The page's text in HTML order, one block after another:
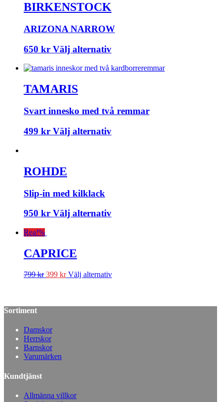
BIRKENSTOCK
ARIZONA NARROW
650 kr Välj alternativ
TAMARIS
Svart innesko med två remmar
499 kr Välj alternativ
ROHDE
Slip-in med kilklack
950 kr Välj alternativ
Rea!%
CAPRICE
799kr 399 kr Välj alternativ
Sortiment
Damskor
Herrskor
Barnskor
Varumärken
Kundtjänst
Allmänna villkor